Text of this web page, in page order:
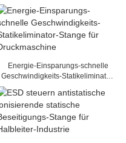
Energie-Einsparungs-schnelle
Geschwindigkeits-Statikeliminator-